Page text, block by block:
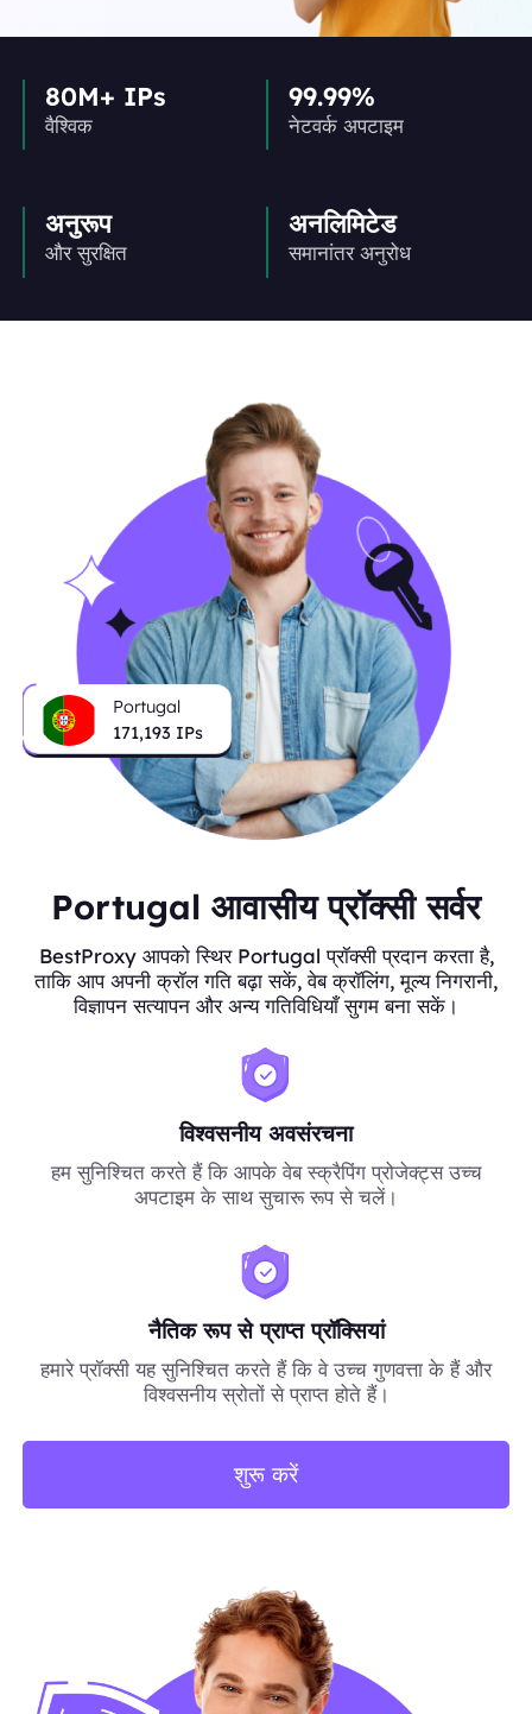
80M+ IPs
वैश्विक
99.99%
नेटवर्क अपटाइम
अनुरूप
और सुरक्षित
अनलिमिटेड
समानांतर अनुरोध
Portugal
171,193 IPs
Portugal आवासीय प्रॉक्सी सर्वर
BestProxy आपको स्थिर Portugal प्रॉक्सी प्रदान करता है,
ताकि आप अपनी क्रॉल गति बढ़ा सकें, वेब क्रॉलिंग, मूल्य निगरानी,
विज्ञापन सत्यापन और अन्य गतिविधियाँ सुगम बना सकें।
विश्वसनीय अवसंरचना
हम सुनिश्चित करते हैं कि आपके वेब स्क्रैपिंग प्रोजेक्ट्स उच्च
अपटाइम के साथ सुचारू रूप से चलें।
नैतिक रूप से प्राप्त प्रॉक्सियां
हमारे प्रॉक्सी यह सुनिश्चित करते हैं कि वे उच्च गुणवत्ता के हैं और
विश्वसनीय स्रोतों से प्राप्त होते हैं।
शुरू करें